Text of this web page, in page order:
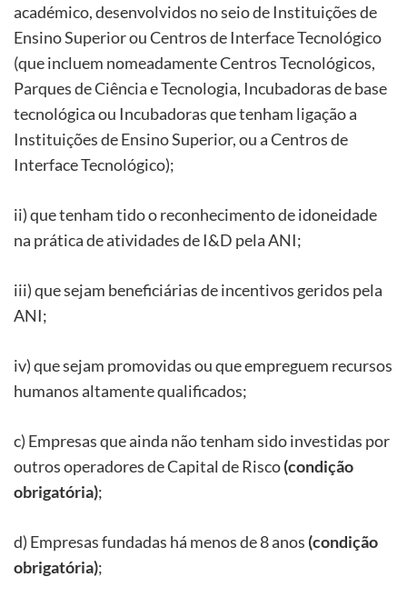
académico, desenvolvidos no seio de Instituições de
Ensino Superior ou Centros de Interface Tecnológico
(que incluem nomeadamente Centros Tecnológicos,
Parques de Ciência e Tecnologia, Incubadoras de base
tecnológica ou Incubadoras que tenham ligação a
Instituições de Ensino Superior, ou a Centros de
Interface Tecnológico);
ii) que tenham tido o reconhecimento de idoneidade
na prática de atividades de I&D pela ANI;
iii) que sejam beneficiárias de incentivos geridos pela
ANI;
iv) que sejam promovidas ou que empreguem recursos
humanos altamente qualificados;
c) Empresas que ainda não tenham sido investidas por
outros operadores de Capital de Risco(condição
obrigatória);
d) Empresas fundadas há menos de 8 anos (condição
obrigatória);